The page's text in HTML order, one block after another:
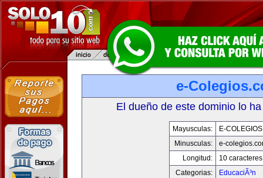
e-
El dueño de este dominio lo
Mayusculas:
E-
Minusculas:
e-
Longitud:
10 caracteres
Categorias:
EducaciÃ³n